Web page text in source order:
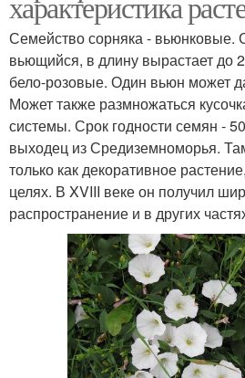
Семейство сорняка - вьюнковые.
вьющийся, в длину вырастает до
бело-розовые. Один вьюн может
Может также размножаться
системы. Срок годности семян -
выходец из Средиземноморья.
только как декоративное
целях. В XVIII веке он получил
распространение и в других